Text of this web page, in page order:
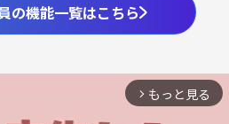
の機能一覧はこちら
arrow_forward_ios もっと見る